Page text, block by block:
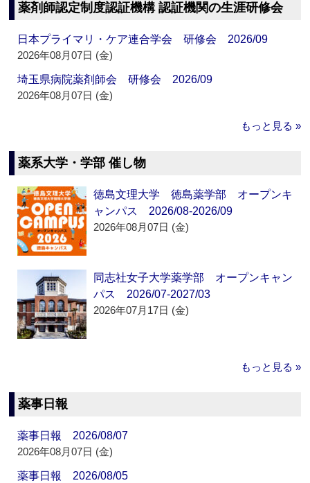
薬剤師認定制度認証機構 認証機関の生涯研修会
日本プライマリ・ケア連合学会 研修会 2026/09
2026年08月07日 (金)
埼玉県病院薬剤師会 研修会 2026/09
2026年08月07日 (金)
もっと見る »
薬系大学・学部 催し物
徳島文理大学 徳島薬学部 オープンキ
ャンパス 2026/08-2026/09
2026年08月07日 (金)
同志社女子大学薬学部 オープンキャン
パス 2026/07-2027/03
2026年07月17日 (金)
もっと見る »
薬事日報
薬事日報 2026/08/07
2026年08月07日 (金)
薬事日報 2026/08/05